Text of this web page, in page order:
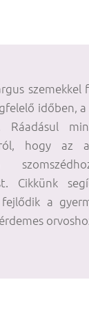
szemekkel
időben,
Ráadásul
hogy az
Cikkünk
a